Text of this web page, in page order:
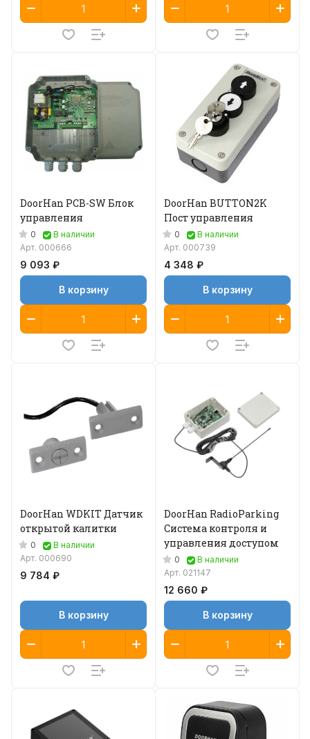
DoorHan PCB-SW Блок
управления
0
В наличии
Арт. 000666
9 093 ₽
В корзину
DoorHan BUTTON2K
Пост управления
0
В наличии
Арт. 000739
4 348 ₽
В корзину
DoorHan WDKIT Датчик
открытой калитки
0
В наличии
Арт. 000690
9 784 ₽
В корзину
DoorHan RadioParking
Система контроля и
управления доступом
0
В наличии
Арт. 021147
12 660 ₽
В корзину